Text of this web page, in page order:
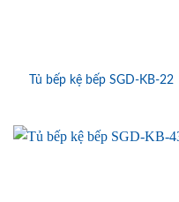
Tủ bếp kệ bếp SGD-KB-22